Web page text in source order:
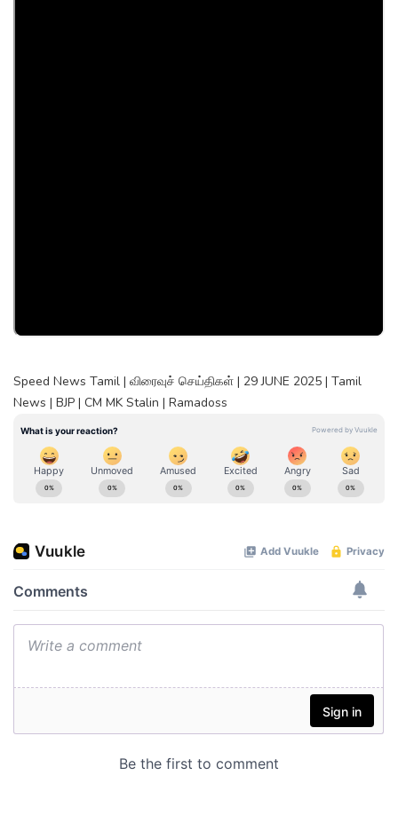
Speed News Tamil | விரைவுச் செய்திகள் | 29 JUNE 2025 | Tamil
News | BJP | CM MK Stalin | Ramadoss